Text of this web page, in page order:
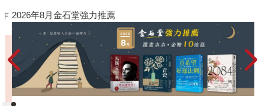
白，打開EMAIL，我不禁會心一笑，同時也深刻體會到，本
來或許會有些緊張、摩擦的溝通課題，有了這句話所帶來的
暫停、柔軟和寬容，一切都變得容易許多。 《我可能錯了》
聽似輕描淡寫，但這卻是比約恩．納提科．林德布勞在經歷
17年的森林僧侶生活、噬人的憂鬱風暴、找到摯愛卻罹患罕
病的巨大打擊、陪伴父親經歷安樂死，又正面擁抱自己的生
命終點之後，所淬鍊出的智慧。話語很輕，說出來，或打成
2026年8月金石堂強力推薦